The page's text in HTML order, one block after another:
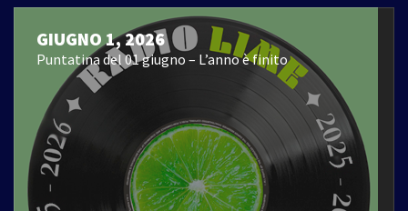
GIUGNO 1, 2026
Puntatina del 01 giugno – L’anno è finito